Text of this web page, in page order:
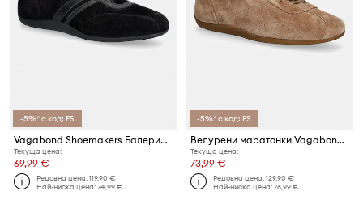
-5%* с код: FS
Vagabond Shoemakers Балерини велурени HOLLIE
Текуща цена:
69,99 €
Редовна цена:119,90 €
Най-ниска цена:74,99 €
-5%* с код: FS
Велурени маратонки Vagabond Shoemakers HOLLIE
Текуща цена:
73,99 €
Редовна цена:129,90 €
Най-ниска цена:76,99 €